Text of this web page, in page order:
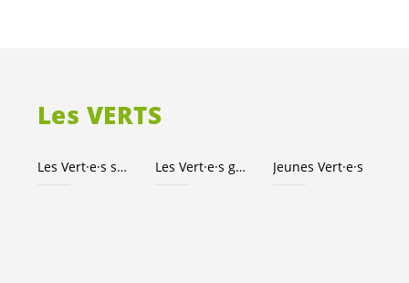
Les VERTS
Les Vert·e·s suisses Les Vert·e·s genevois·es Jeunes Vert·e·s